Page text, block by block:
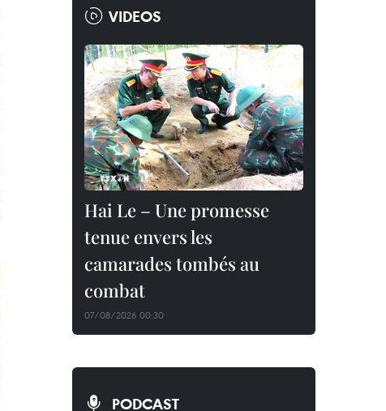
VIDEOS
Hai Le – Une promesse
tenue envers les
camarades tombés au
combat
07/08/2026 00:30
PODCAST